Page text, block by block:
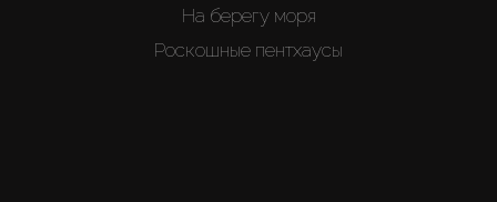
На берегу моря
Роскошные пентхаусы